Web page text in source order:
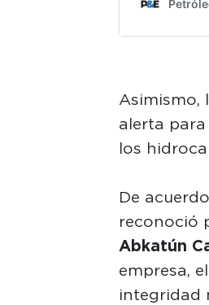
Asimismo,
alerta
los
De
reconoció
Abkatún
empresa,
integridad